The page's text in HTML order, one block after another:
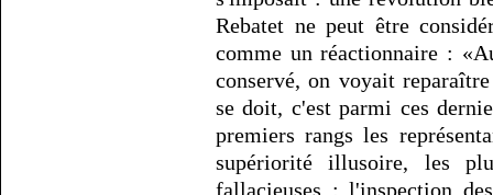
Rebatet ne peut être
comme un réactionnaire :
conservé, on voyait
se doit, c'est parmi ces
premiers rangs les
supériorité illusoire, les
fallacieuses : l'inspection